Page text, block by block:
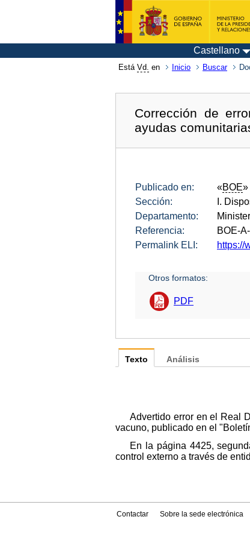
Castellano
Está Vd. en Inicio Buscar
Corrección de
ayudas
Publicado en: «BOE»
Sección:
I.
Departamento:
Referencia:
BOE-
Permalink ELI:
https://
Otros formatos:
PDF
Texto
Advertido error en el Real
vacuno, publicado en el
En la página 4425,
control externo a través de
Análisis
Contactar Sobre la sede electrónica